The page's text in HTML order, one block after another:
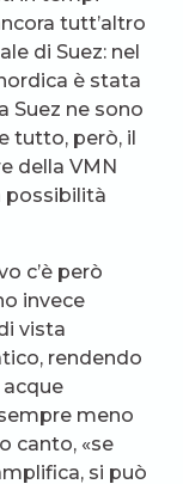
tutt’altro
di Suez: nel
è stata
Suez ne sono
tutto, però, il
della VMN
possibilità
c’è però
invece
vista
rendendo
meno
canto, «se
si può